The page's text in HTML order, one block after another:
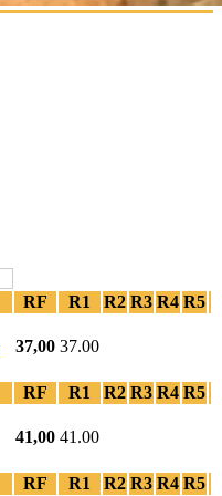
RF R1 R2 R3 R4 R5
37,00 37.00
RF R1 R2 R3 R4 R5
41,00 41.00
RF R1 R2 R3 R4 R5